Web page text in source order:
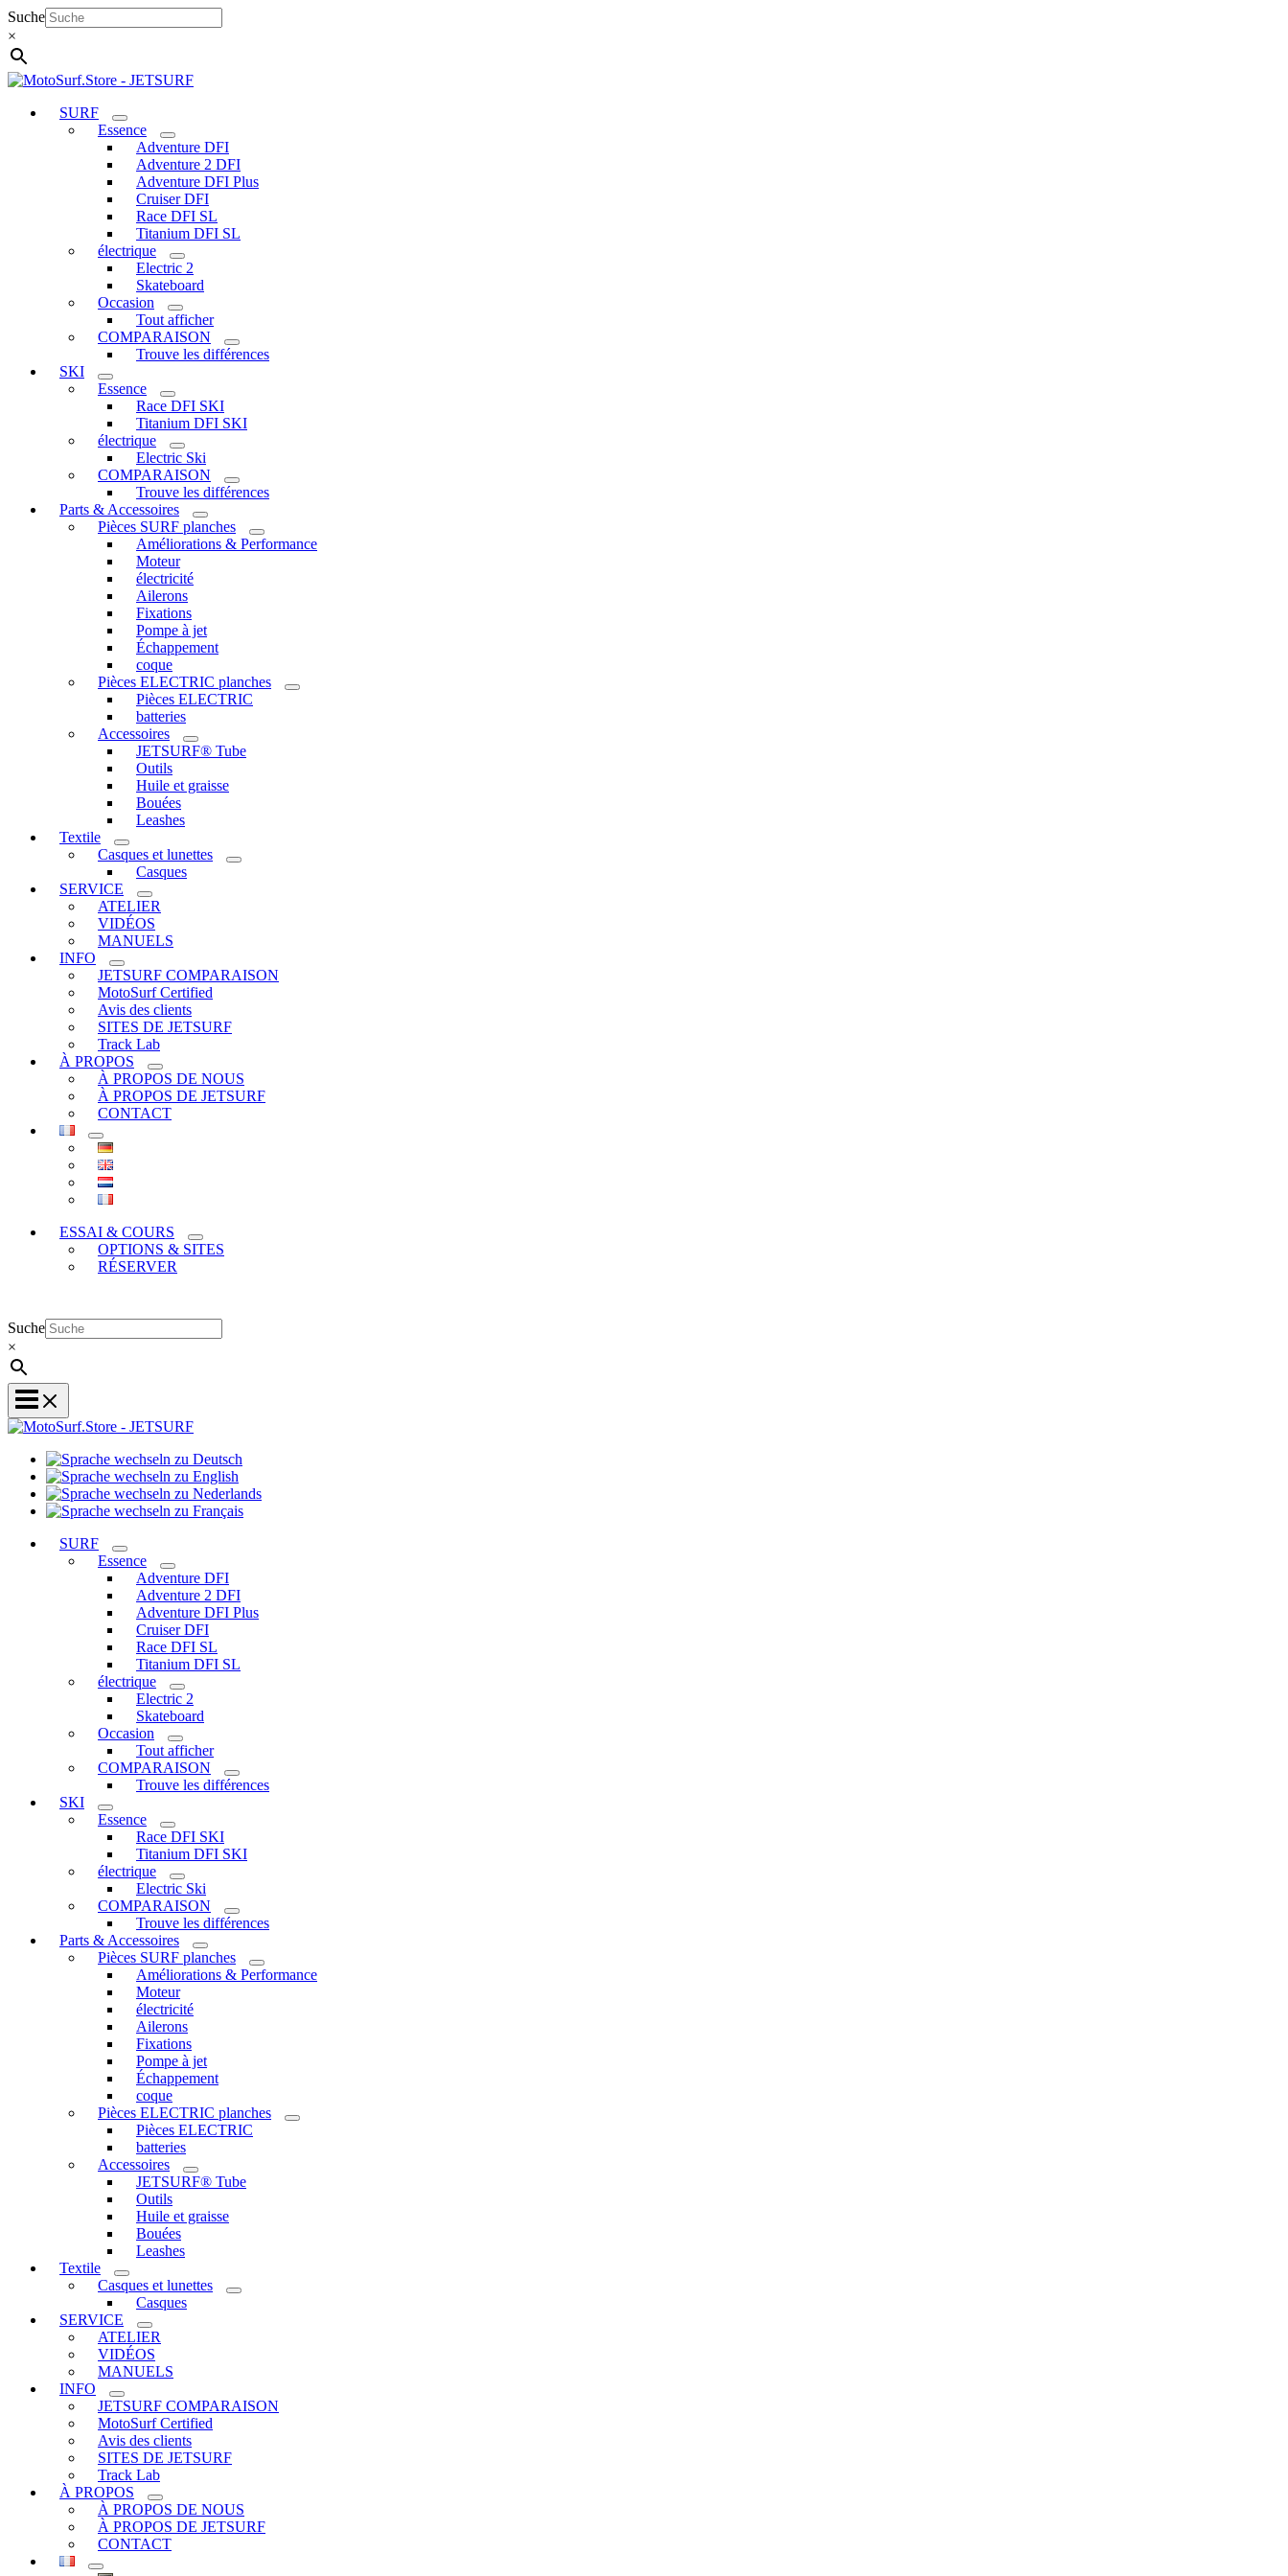
Aller
au
contenu
Suche
×
SURF
Essence
Adventure DFI
Adventure 2 DFI
Adventure DFI Plus
Cruiser DFI
Race DFI SL
Titanium DFI SL
électrique
Electric 2
Skateboard
Occasion
Tout afficher
COMPARAISON
Trouve les différences
SKI
Essence
Race DFI SKI
Titanium DFI SKI
électrique
Electric Ski
COMPARAISON
Trouve les différences
Parts & Accessoires
Pièces SURF planches
Améliorations & Performance
Moteur
électricité
Ailerons
Fixations
Pompe à jet
Échappement
coque
Pièces ELECTRIC planches
Pièces ELECTRIC
batteries
Accessoires
JETSURF® Tube
Outils
Huile et graisse
Bouées
Leashes
Textile
Casques et lunettes
Casques
SERVICE
ATELIER
VIDÉOS
MANUELS
INFO
JETSURF COMPARAISON
MotoSurf Certified
Avis des clients
SITES DE JETSURF
Track Lab
À PROPOS
À PROPOS DE NOUS
À PROPOS DE JETSURF
CONTACT
ESSAI & COURS
OPTIONS & SITES
RÉSERVER
Suche
×
zu
Deutsch
wechseln
zu
Sprache
Sprache
SURF
Essence
Adventure DFI
Adventure 2 DFI
Adventure DFI Plus
Cruiser DFI
Race DFI SL
Titanium DFI SL
électrique
Electric 2
Skateboard
Occasion
Tout afficher
COMPARAISON
Trouve les différences
SKI
Essence
Race DFI SKI
Titanium DFI SKI
électrique
Electric Ski
COMPARAISON
Trouve les différences
Parts & Accessoires
Pièces SURF planches
Améliorations & Performance
Moteur
électricité
Ailerons
Fixations
Pompe à jet
Échappement
coque
Pièces ELECTRIC planches
Pièces ELECTRIC
batteries
Accessoires
JETSURF® Tube
Outils
Huile et graisse
Bouées
Leashes
Textile
Casques et lunettes
Casques
SERVICE
ATELIER
VIDÉOS
MANUELS
INFO
JETSURF COMPARAISON
MotoSurf Certified
Avis des clients
SITES DE JETSURF
Track Lab
À PROPOS
À PROPOS DE NOUS
À PROPOS DE JETSURF
CONTACT